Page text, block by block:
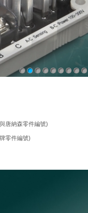
唐納森零件編號)
零件編號)